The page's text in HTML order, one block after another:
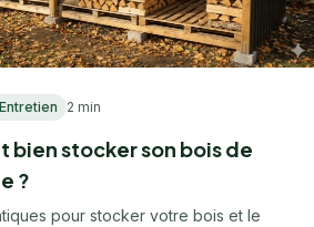
2 min
bien stocker son bois de
?
pour stocker votre bois et le